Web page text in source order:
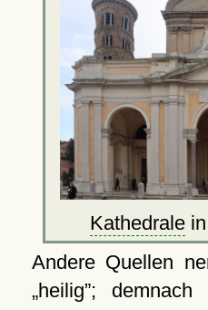
Kathedrale
Andere Quellen
heilig ;